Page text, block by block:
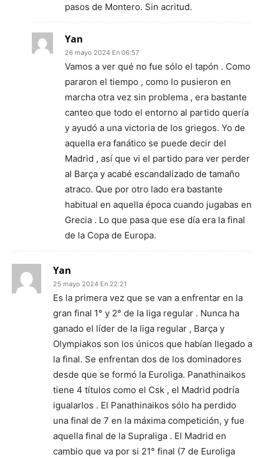
pasos de Montero. Sin acritud.
Yan
26 mayo 2024 En 06:57
Vamos a ver qué no fue sólo el tapón . Como
pararon el tiempo , como lo pusieron en
marcha otra vez sin problema , era bastante
canteo que todo el entorno al partido quería
y ayudó a una victoria de los griegos. Yo de
aquella era fanático se puede decir del
Madrid , así que vi el partido para ver perder
al Barça y acabé escandalizado de tamaño
atraco. Que por otro lado era bastante
habitual en aquella época cuando jugabas en
Grecia . Lo que pasa que ese día era la final
de la Copa de Europa.
Yan
25 mayo 2024 En 22:21
Es la primera vez que se van a enfrentar en la
gran final 1° y 2° de la liga regular . Nunca ha
ganado el líder de la liga regular , Barça y
Olympiakos son los únicos que habían llegado a
la final. Se enfrentan dos de los dominadores
desde que se formó la Euroliga. Panathinaikos
tiene 4 títulos como el Csk , el Madrid podría
igualarlos . El Panathinaikos sólo ha perdido
una final de 7 en la máxima competición, y fue
aquella final de la Supraliga . El Madrid en
cambio que va por si 21° final (7 de Euroliga